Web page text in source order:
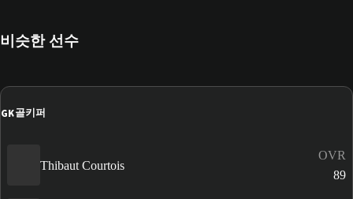
비슷한 선수
GK골키퍼
Thibaut Courtois
OVR
89